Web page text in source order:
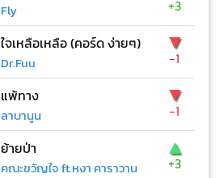
Fly +3
ใจเหลือเหลือ (คอร์ด ง่ายๆ)
Dr.Fuu
▼
-1
แพ้ทาง
ลาบานูน
▼
-1
ย้ายป่า
คณะขวัญใจ ft.หงา คาราวาน
▲
+3